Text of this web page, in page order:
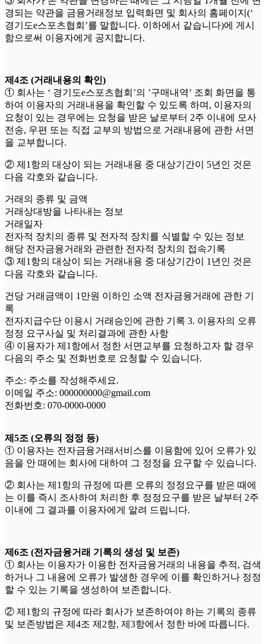
경되는 약관을 금융거래정보 입력화면 및 회사의 홈페이지(‘
경기도e스포츠협회’를 말합니다. 이하에서 같습니다)에 게시
함으로써 이용자에게 공지합니다.
제4조 (거래내용의 확인)
① 회사는 ‘ 경기도e스포츠협회’의 ’구매내역’ 조회 화면을 통
하여 이용자의 거래내용을 확인할 수 있도록 하며, 이용자의
요청이 있는 경우에는 요청을 받은 날로부터 2주 이내에 모사
전송, 우편 또는 직접 교부의 방법으로 거래내용에 관한 서면
을 교부합니다.
② 제1항의 대상이 되는 거래내용 중 대상기간이 5년인 것은
다음 각호와 같습니다.
거래의 종류 및 금액
거래상대방을 나타내는 정보
거래일자
전자적 장치의 종류 및 전자적 장치를 식별할 수 있는 정보
해당 전자금융거래와 관련한 전자적 장치의 접속기록
③ 제1항의 대상이 되는 거래내용 중 대상기간이 1년인 것은
다음 각호와 같습니다.
건당 거래금액이 1만원 이하인 소액 전자금융거래에 관한 기
록
전자지급수단 이용시 거래승인에 관한 기록 3. 이용자의 오류
정정 요구사실 및 처리결과에 관한 사항
④ 이용자가 제1항에서 정한 서면교부를 요청하고자 할 경우
다음의 주소 및 전화번호로 요청할 수 있습니다.
주소: 주소를 작성해주세요.
이메일 주소: 000000000@gmail.com
전화번호: 070-0000-0000
제5조 (오류의 정정 등)
① 이용자는 전자금융거래서비스를 이용함에 있어 오류가 있
음을 안 때에는 회사에 대하여 그 정정을 요구할 수 있습니다.
② 회사는 제1항의 규정에 따른 오류의 정정요구를 받은 때에
는 이를 즉시 조사하여 처리한 후 정정요구를 받은 날부터 2주
이내에 그 결과를 이용자에게 알려 드립니다.
제6조 (전자금융거래 기록의 생성 및 보존)
① 회사는 이용자가 이용한 전자금융거래의 내용을 추적, 검색
하거나 그 내용에 오류가 발생한 경우에 이를 확인하거나 정정
할 수 있는 기록을 생성하여 보존합니다.
② 제1항의 규정에 따라 회사가 보존하여야 하는 기록의 종류
및 보존방법은 제4조 제2항, 제3항에서 정한 바에 따릅니다.